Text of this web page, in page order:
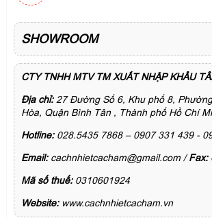
SHOWROOM
CTY TNHH MTV TM XUẤT NHẬP KHẨU
Địa chỉ:27 Đường Số 6, Khu phố 8,
Hòa, Quận Bình Tân , Thành phố Hồ Chí
Hotline: 028.5435 7868 – 0907 331 439 -
Email:cachnhietcacham@gmail.com /Fax:
Mã số thuế: 0310601924
Website:www.cachnhietcacham.vn